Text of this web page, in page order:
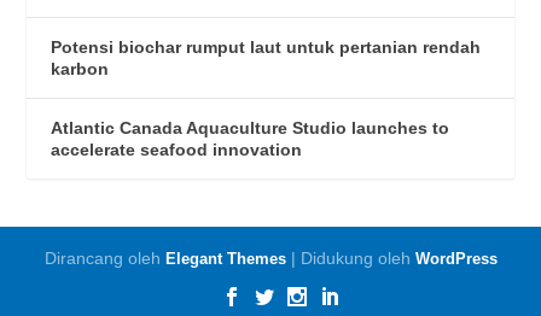
Potensi biochar rumput laut untuk pertanian rendah
karbon
Atlantic Canada Aquaculture Studio launches to
accelerate seafood innovation
Dirancang oleh Elegant Themes| Didukung oleh WordPress